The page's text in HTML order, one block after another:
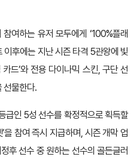
여하는 유저 모두에게 ‘100%플래
이후에는 지난 시즌 타격 5관왕에 빛
드’와 전용 다이나믹 스킨, 구단 선
선물한다.
급인 5성 선수를 확정적으로 획득할
을 참여 즉시 지급하며, 시즌 개막 업
후 선수 중 원하는 선수의 골든글러